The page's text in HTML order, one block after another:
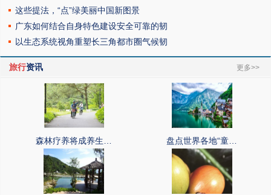
这些提法，“点”绿美丽中国新图景
广东如何结合自身特色建设安全可靠的韧
以生态系统视角重塑长三角都市圈气候韧
旅行资讯 更多>>
森林疗养将成养生… 盘点世界各地“童…